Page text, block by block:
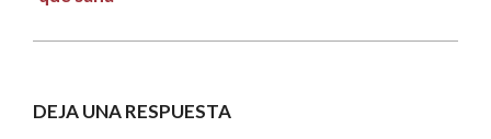
DEJA UNA RESPUESTA